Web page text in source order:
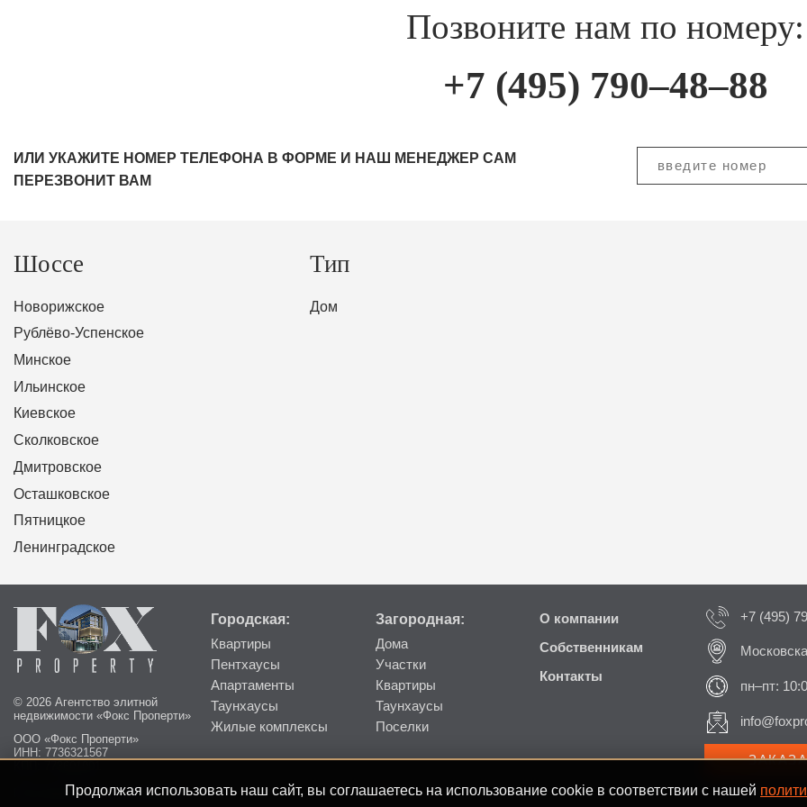
Позвоните нам по номеру:
+7 (495) 790–48–88
ИЛИ УКАЖИТЕ НОМЕР ТЕЛЕФОНА В ФОРМЕ И НАШ МЕНЕДЖЕР САМ
ПЕРЕЗВОНИТ ВАМ
Шоссе
Новорижское
Рублёво-Успенское
Минское
Ильинское
Киевское
Сколковское
Дмитровское
Осташковское
Пятницкое
Ленинградское
Тип
Дом
© 2026 Агентство элитной
недвижимости «Фокс Проперти»
ООО «Фокс Проперти»
ИНН: 7736321567
Пользовательское соглашение
Городская:
Квартиры
Пентхаусы
Апартаменты
Таунхаусы
Жилые комплексы
Загородная:
Дома
Участки
Квартиры
Таунхаусы
Поселки
О компании
Собственникам
Контакты
+7 (495)
пн–пт:
Продолжая использовать наш сайт, вы соглашаетесь на использование cookie в соответствии с нашей